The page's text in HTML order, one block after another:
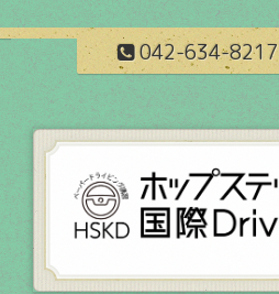
042-634-8217